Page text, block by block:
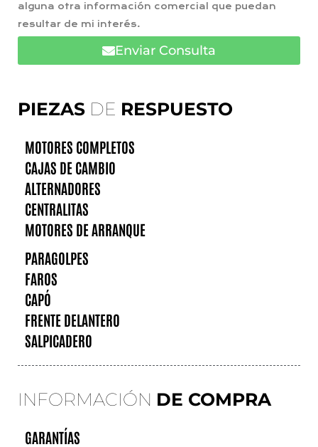
PIEZAS DE RESPUESTO
MOTORES COMPLETOS
CAJAS DE CAMBIO
ALTERNADORES
CENTRALITAS
MOTORES DE ARRANQUE
PARAGOLPES
FAROS
CAPÓ
FRENTE DELANTERO
SALPICADERO
INFORMACIÓN DE COMPRA
GARANTÍAS
alguna otra información comercial que puedan
resultar de mi interés.
Enviar Consulta